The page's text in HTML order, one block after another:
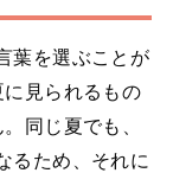
葉を選ぶことが
見られるもの
同じ夏でも、
るため、それに